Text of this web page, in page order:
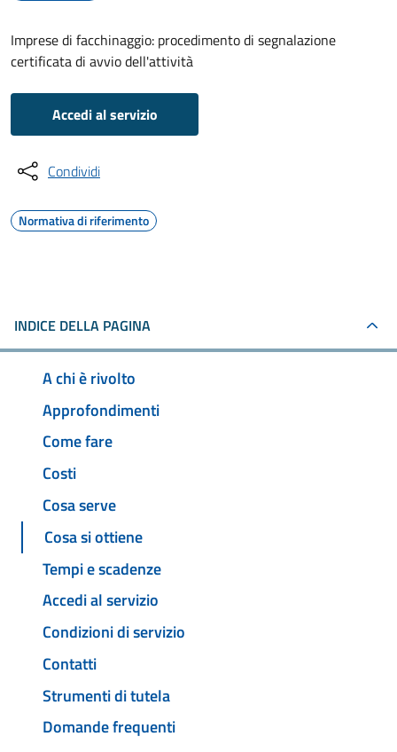
Imprese di facchinaggio: procedimento di segnalazione
certificata di avvio dell'attività
Accedi al servizio
Condividi
Normativa di riferimento
INDICE DELLA PAGINA
A chi è rivolto
Approfondimenti
Come fare
Costi
Cosa serve
Cosa si ottiene
Tempi e scadenze
Accedi al servizio
Condizioni di servizio
Contatti
Strumenti di tutela
Domande frequenti